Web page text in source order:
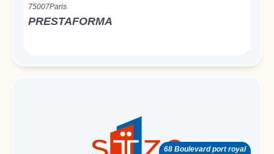
75007Paris
PRESTAFORMA
68 Boulevard port royal